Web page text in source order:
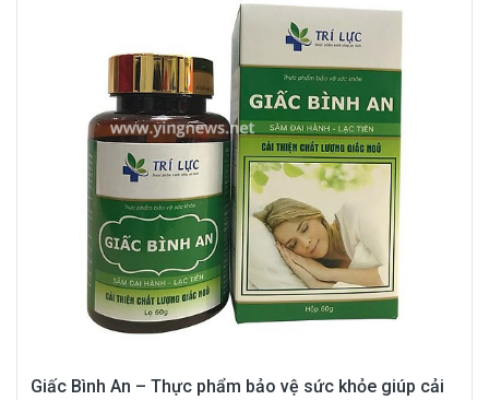
Giấc Bình An – Thực phẩm bảo vệ sức khỏe giúp cải